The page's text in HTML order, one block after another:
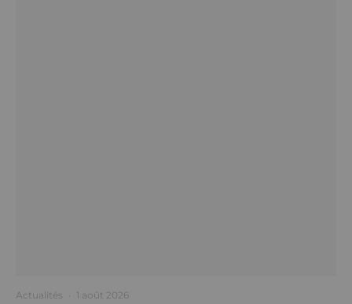
Actualités · 1 août 2026